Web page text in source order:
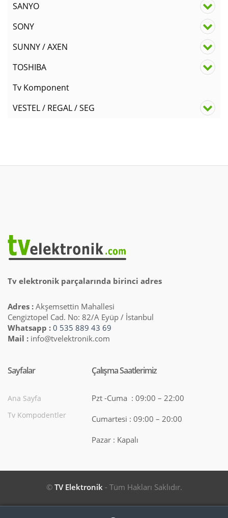
SANYO
SONY
SUNNY / AXEN
TOSHIBA
Tv Komponent
VESTEL / REGAL / SEG
Tv elektronik parçalarında birinci adres
Adres : Akşemsettin Mahallesi
Cengiztopel Cad. No: 82/A Eyüp / İstanbul
Whatsapp : 0 535 889 43 69
Mail : info@tvelektronik.com
Sayfalar
Ana Sayfa
Tv Kompodentler
Çalışma Saatlerimiz
Pzt -Cuma : 09:00 – 22:00
Cumartesi : 09:00 – 20:00
Pazar : Kapalı
© TV Elektronik- Tüm Hakları Saklıdır.